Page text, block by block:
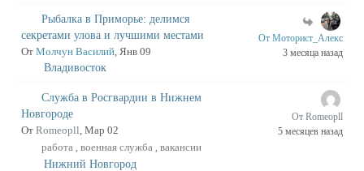
Рыбалка в Приморье: делимся
секретами улова и лучшими местами
От Молчун Василий, Янв 09
Владивосток
От Моторист_Алекс
3 месяца назад
Служба в Росгвардии в Нижнем
Новгороде
От Romeopll, Мар 02
работа военная служба вакансии
Нижний Новгород
От Romeopll
5 месяцев назад